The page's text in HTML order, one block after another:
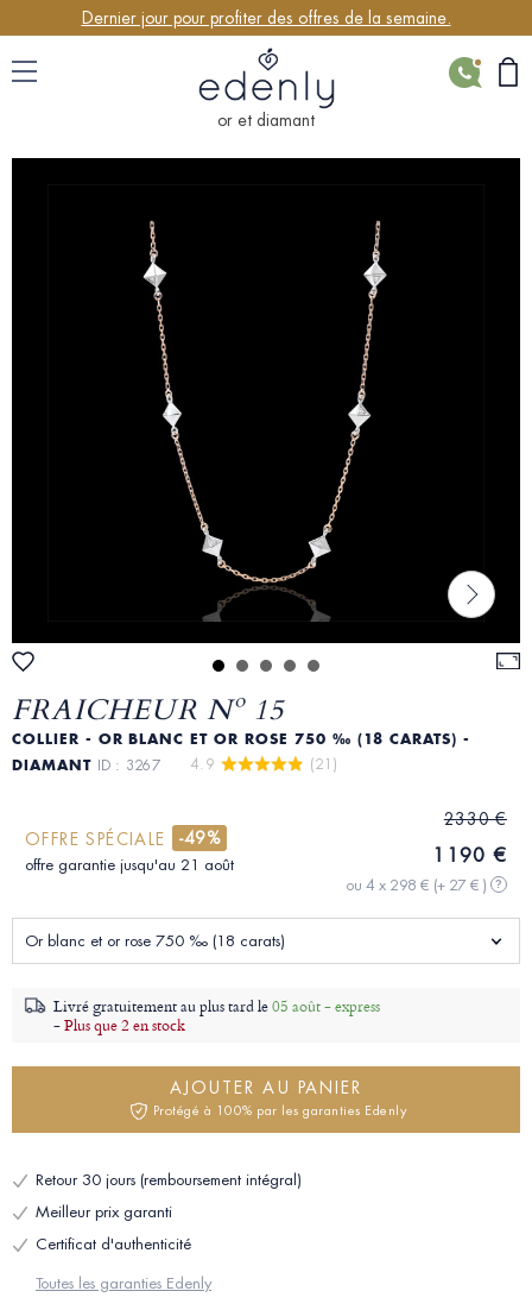
Dernier jour pour profiter des offres de la semaine.
or et diamant
FRAICHEUR Nº 15
COLLIER - OR BLANC ET OR ROSE 750 ‰ (18 CARATS) -
DIAMANT ID : 3267 4.9 (21)
OFFRE SPÉCIALE -49%
offre garantie jusqu'au 21 août
2330 €
1190 €
ou 4 x 298 € (+ 27 € ) ?
Or blanc et or rose 750 ‰ (18 carats)
Livré gratuitement au plus tard le05 août - express
-Plus que 2 en stock
AJOUTER AU PANIER
Protégé à 100% par les garanties Edenly
Retour 30 jours (remboursement intégral)
Meilleur prix garanti
Certificat d'authenticité
Toutes les garanties Edenly